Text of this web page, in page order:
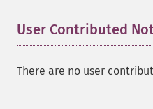
User Contributed
There are no user